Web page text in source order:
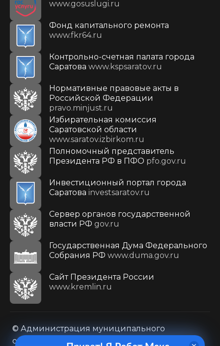
www.gosuslugi.ru
Фонд капитального ремонта
www.fkr64.ru
Контрольно-счетная палата города
Саратова www.kspsaratov.ru
Нормативные правовые акты в
Российской Федерации
pravo.minjust.ru
Избирательная комиссия
Саратовской области
www.saratov.izbirkom.ru
Полномочный представитель
Президента РФ в ПФО pfo.gov.ru
Инвестиционный портал города
Саратова investsaratov.ru
Сервер органов государственной
власти РФ gov.ru
Государственная Дума Федерального
Собрания РФ www.duma.gov.ru
Cайт Президента России
www.kremlin.ru
© Администрация муниципального
образования городского округа «Город